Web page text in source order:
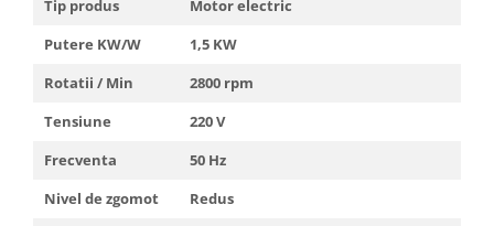
Tip produs
Motor electric
Putere KW/W
1,5 KW
Rotatii / Min
2800 rpm
Tensiune
220 V
Frecventa
50 Hz
Nivel de zgomot
Redus